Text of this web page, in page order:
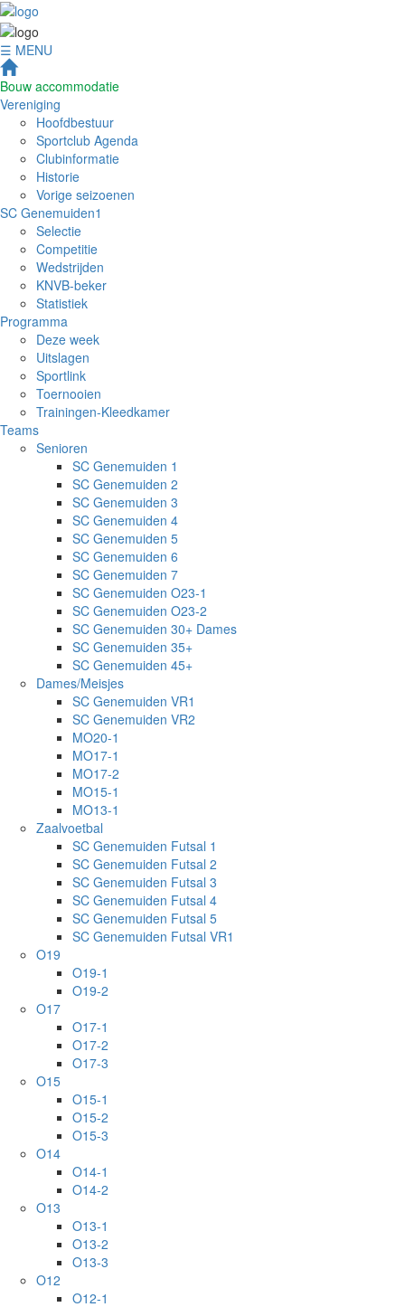
☰ MENU
Bouw accommodatie
Vereniging
Hoofdbestuur
Sportclub Agenda
Clubinformatie
Historie
Vorige seizoenen
SC Genemuiden1
Selectie
Competitie
Wedstrijden
KNVB-beker
Statistiek
Programma
Deze week
Uitslagen
Sportlink
Toernooien
Trainingen-Kleedkamer
Teams
Senioren
SC Genemuiden 1
SC Genemuiden 2
SC Genemuiden 3
SC Genemuiden 4
SC Genemuiden 5
SC Genemuiden 6
SC Genemuiden 7
SC Genemuiden O23-1
SC Genemuiden O23-2
SC Genemuiden 30+ Dames
SC Genemuiden 35+
SC Genemuiden 45+
Dames/Meisjes
SC Genemuiden VR1
SC Genemuiden VR2
MO20-1
MO17-1
MO17-2
MO15-1
MO13-1
Zaalvoetbal
SC Genemuiden Futsal 1
SC Genemuiden Futsal 2
SC Genemuiden Futsal 3
SC Genemuiden Futsal 4
SC Genemuiden Futsal 5
SC Genemuiden Futsal VR1
O19
O19-1
O19-2
O17
O17-1
O17-2
O17-3
O15
O15-1
O15-2
O15-3
O14
O14-1
O14-2
O13
O13-1
O13-2
O13-3
O12
O12-1